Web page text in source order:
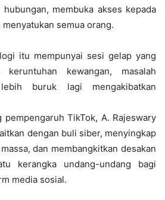
membuka akses kepada
semua orang.
itu mempunyai sesi gelap yang
keruntuhan kewangan, masalah
buruk lagi mengakibatkan
pempengaruh TikTok, A. Rajeswary
dengan buli siber, menyingkap
dan membangkitkan desakan
kerangka undang-undang bagi
media sosial.